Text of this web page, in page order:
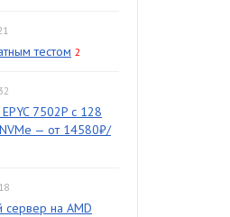
тестом 2
7502P с 128
— от 14580₽/
на AMD